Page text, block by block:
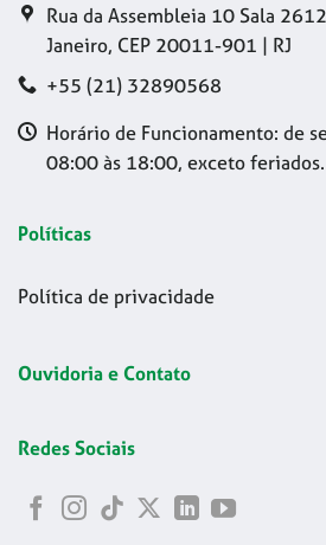
Rua da Assembleia 10 Sala
Janeiro, CEP 20011-901 | RJ
+55 (21) 32890568
Horário de Funcionamento: de
08:00 às 18:00, exceto feriados.
Políticas
Política de privacidade
Ouvidoria e Contato
Redes Sociais